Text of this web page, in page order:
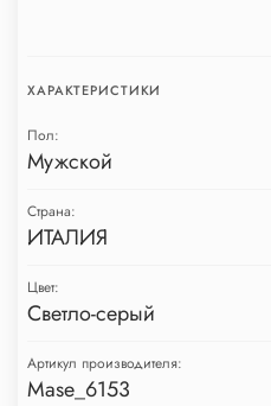
ХАРАКТЕРИСТИКИ
Пол:
Мужской
Страна:
ИТАЛИЯ
Цвет:
Светло-серый
Артикул производителя:
Mase_6153